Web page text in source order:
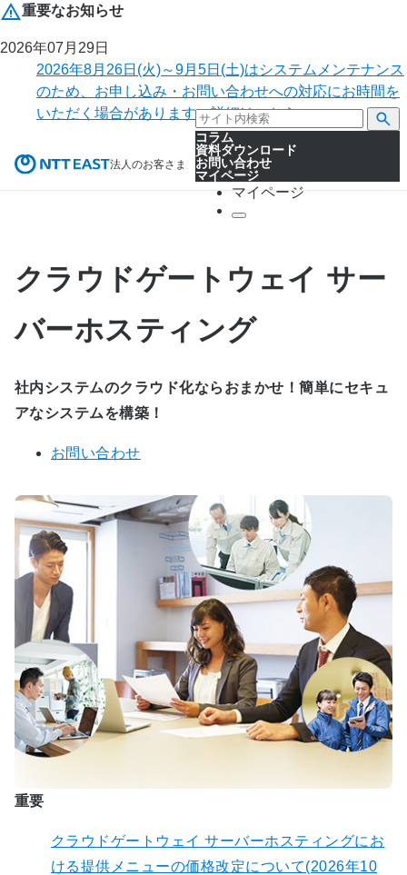
重要なお知らせ
2026年07月29日
2026年8月26日(火)～9月5日(土)はシステムメンテナンス
のため、お申し込み・お問い合わせへの対応にお時間を
いただく場合があります。詳細はこちら。
法人のお客さま
コラム
資料ダウンロード
お問い合わせ
マイページ
マイページ
クラウドゲートウェイ サー
バーホスティング
社内システムのクラウド化ならおまかせ！簡単にセキュ
アなシステムを構築！
お問い合わせ
重要
クラウドゲートウェイ サーバーホスティングにお
ける提供メニューの価格改定について(2026年10